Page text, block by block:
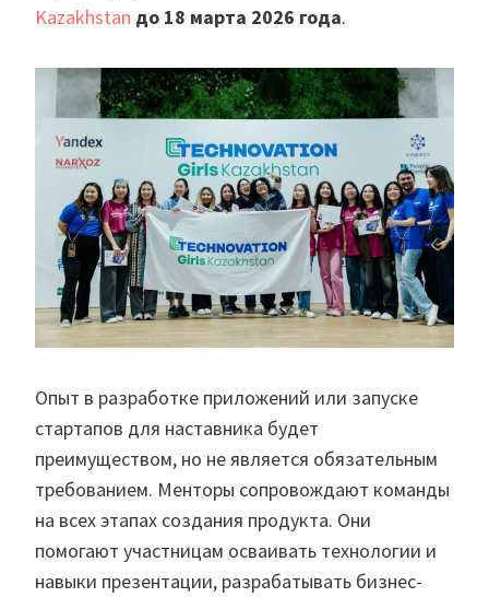
Kazakhstan до 18 марта 2026 года.
Опыт в разработке приложений или запуске
стартапов для наставника будет
преимуществом, но не является обязательным
требованием. Менторы сопровождают команды
на всех этапах создания продукта. Они
помогают участницам осваивать технологии и
навыки презентации, разрабатывать бизнес-